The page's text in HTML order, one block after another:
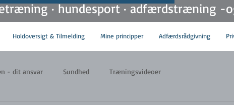
· hundesport · adfærdstræning -
Holdoversigt & Tilmelding Mine principper Adfærdsrådgivning
- dit ansvar Sundhed Træningsvideoer